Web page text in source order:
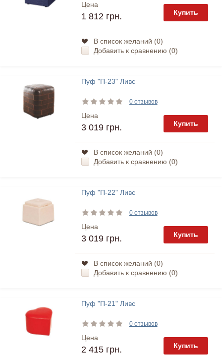
Цена
1 812 грн. Купить
В список желаний (0)
Добавить к сравнению (0)
Пуф "П-23" Ливс
0 отзывов
Цена
3 019 грн. Купить
В список желаний (0)
Добавить к сравнению (0)
Пуф "П-22" Ливс
0 отзывов
Цена
3 019 грн. Купить
В список желаний (0)
Добавить к сравнению (0)
Пуф "П-21" Ливс
0 отзывов
Цена
2 415 грн. Купить